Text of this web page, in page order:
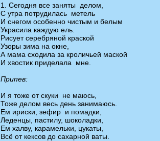
1. Сегодня все заняты делом,
С утра потрудилась метель
И снегом особенно чистым и белым
Украсила каждую ель.
Рисует серебряной краской
Узоры зима на окне,
А мама сходила за кроличьей маской
И хвостик приделала мне.
Припев:
И я тоже от скуки не маюсь,
Тоже делом весь день занимаюсь.
Ем ириски, зефир и помадки,
Леденцы, пастилу, шоколадки,
Ем халву, карамельки, цукаты,
Всё от кексов до сахарной ваты.